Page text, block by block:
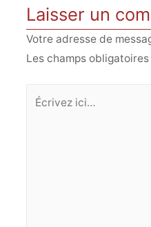
Laisser un
Votre adresse de
Les champs
Écrivez